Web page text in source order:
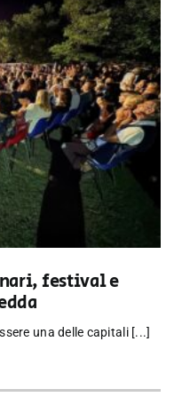
festival e
una delle capitali [...]